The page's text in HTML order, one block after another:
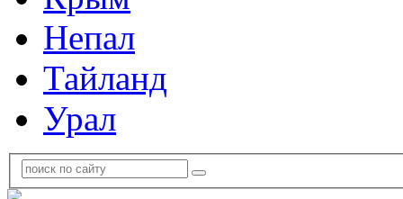
Непал
Тайланд
Урал